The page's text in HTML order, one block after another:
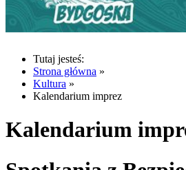
Tutaj jesteś:
Strona główna »
Kultura »
Kalendarium imprez
Kalendarium